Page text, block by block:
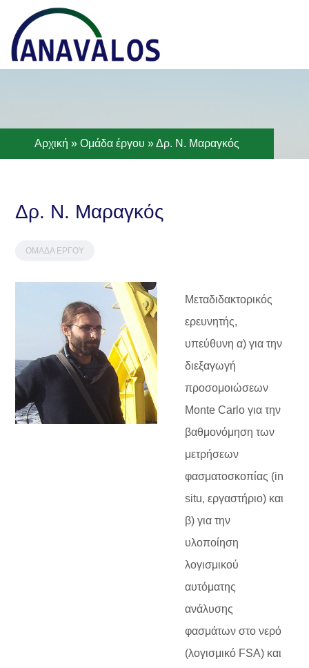
Αρχική » Ομάδα έργου »Δρ. Ν. Μαραγκός
Δρ. Ν. Μαραγκός
ΟΜΆΔΑ ΈΡΓΟΥ
Μεταδιδακτορικός
ερευνητής,
υπεύθυνη α) για την
διεξαγωγή
προσομοιώσεων
Monte Carlo για την
βαθμονόμηση των
μετρήσεων
φασματοσκοπίας (in
situ, εργαστήριο) και
β) για την
υλοποίηση
λογισμικού
αυτόματης
ανάλυσης
φασμάτων στο νερό
(λογισμικό FSA) και